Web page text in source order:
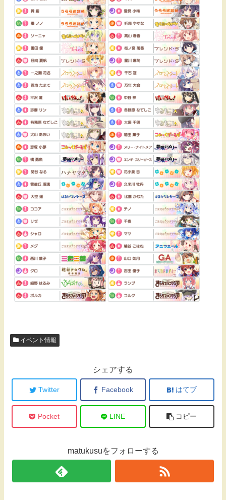
イベント情報
シェアする
Twitter Facebook はてブ
Pocket LINE コピー
matukusuをフォローする